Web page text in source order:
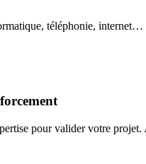
téléphonie,
pour valider votre